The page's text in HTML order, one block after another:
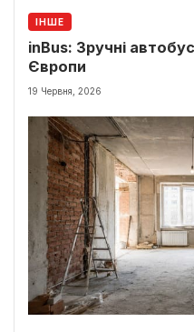
ІНШЕ
inBus: Зручні
Європи
19 Червня, 2026